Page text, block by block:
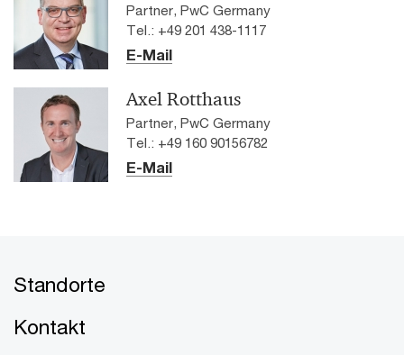
Partner, PwC Germany
Tel.: +49 201 438-1117
E-Mail
Axel Rotthaus
Partner, PwC Germany
Tel.: +49 160 90156782
E-Mail
Standorte
Kontakt